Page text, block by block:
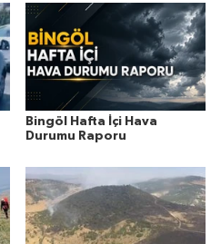
Bingöl Hafta İçi Hava
Durumu Raporu